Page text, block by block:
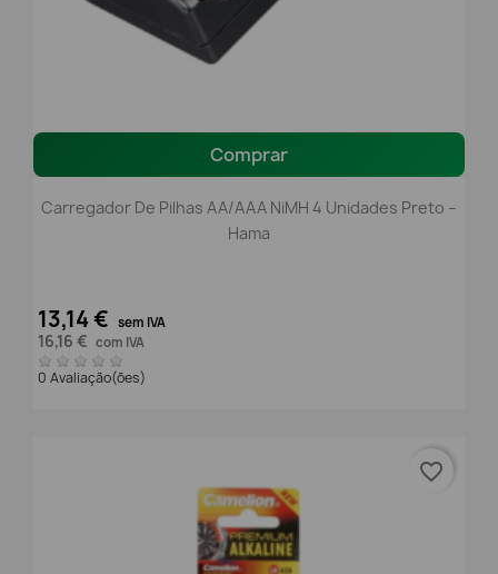
Comprar
Carregador De Pilhas AA/AAA NiMH 4 Unidades Preto –
Hama
13,14 € sem IVA
16,16 € com IVA
0 Avaliação(ões)
favorite_border